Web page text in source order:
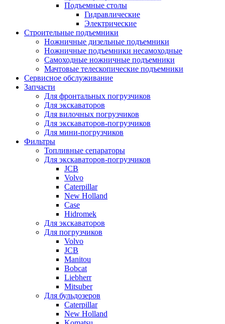
Подъемные столы
Гидравлические
Электрические
Строительные подъемники
Ножничные дизельные подъемники
Ножничные подъемники несамоходные
Самоходные ножничные подъемники
Мачтовые телескопические подъемники
Сервисное обслуживание
Запчасти
Для фронтальных погрузчиков
Для экскаваторов
Для вилочных погрузчиков
Для экскаваторов-погрузчиков
Для мини-погрузчиков
Фильтры
Топливные сепараторы
Для экскаваторов-погрузчиков
JCB
Volvo
Caterpillar
New Holland
Case
Hidromek
Для экскаваторов
Для погрузчиков
Volvo
JCB
Manitou
Bobcat
Liebherr
Mitsuber
Для бульдозеров
Caterpillar
New Holland